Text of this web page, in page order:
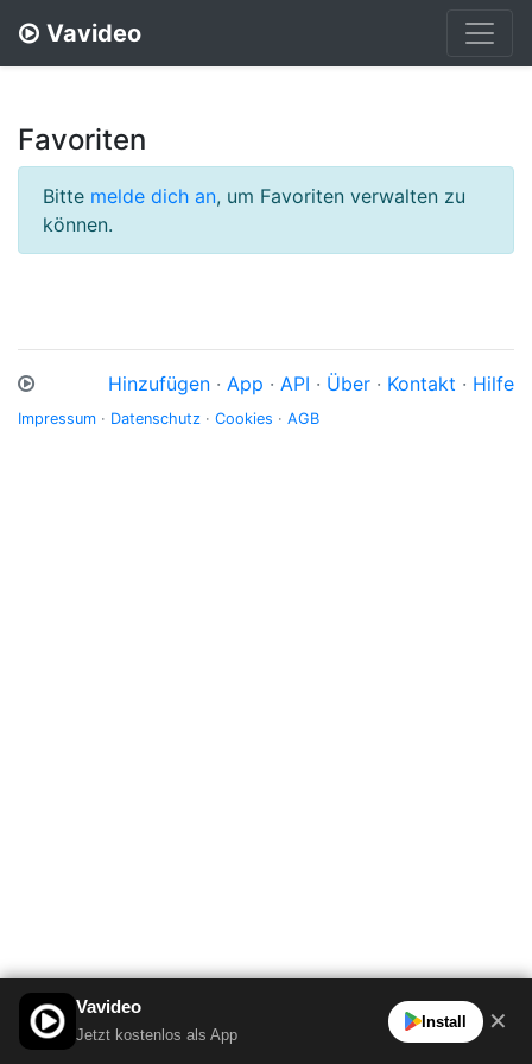
Vavideo
Favoriten
Bitte melde dich an, um Favoriten verwalten zu
können.
Hinzufügen · App · API · Über · Kontakt · Hilfe
Impressum · Datenschutz · Cookies · AGB
Vavideo
Jetzt kostenlos als App
Install ✕